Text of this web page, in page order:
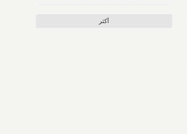
أكثر